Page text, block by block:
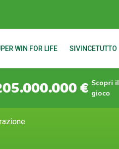
WIN FOR LIFE SIVINCETUTTO
€ Scopri il
gioco